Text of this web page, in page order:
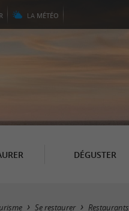
LA MÉTÉO
DÉGUSTER
Se restaurer Restaurants